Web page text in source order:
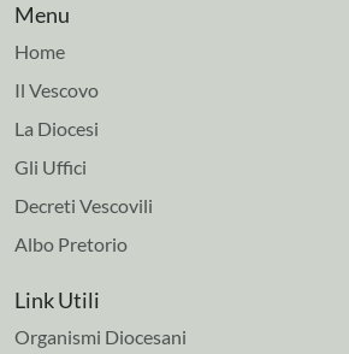
Menu
Home
Il Vescovo
La Diocesi
Gli Uffici
Decreti Vescovili
Albo Pretorio
Link Utili
Organismi Diocesani